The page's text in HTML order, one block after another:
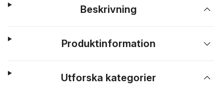
Beskrivning
Produktinformation
Utforska kategorier